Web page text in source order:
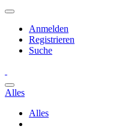
Anmelden
Registrieren
Suche
Alles
Alles